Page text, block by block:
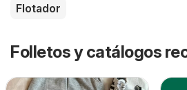
Flotador
Folletos y catálogos